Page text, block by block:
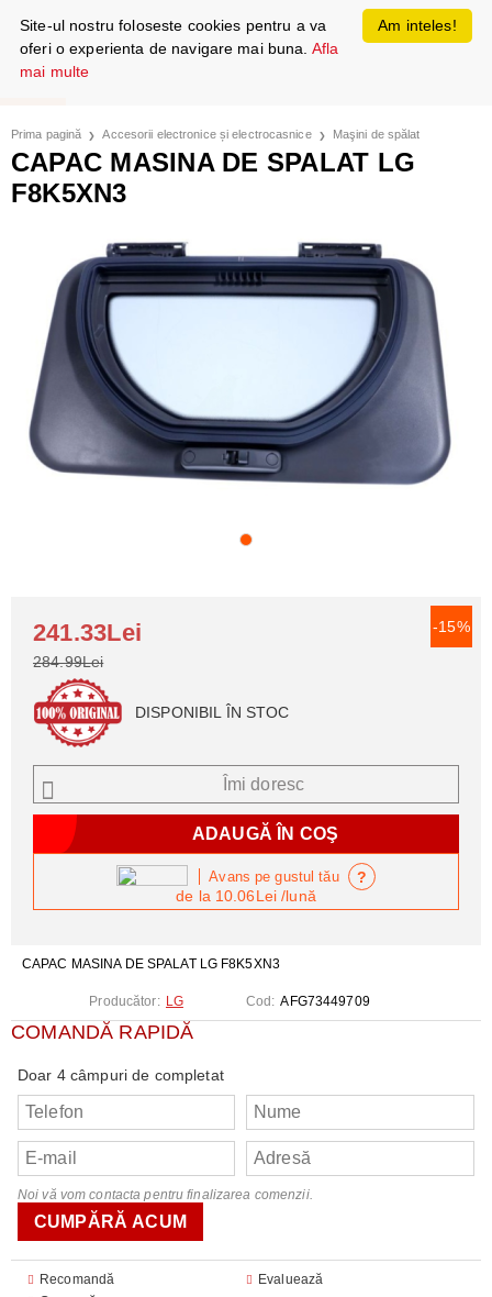
Prima pagină Accesorii electronice și electrocasnice Maşini de spălat
CAPAC MASINA DE SPALAT LG
F8K5XN3
CAPAC MASINA DE SPALAT LG F8K5XN3
Producător: LG Cod: AFG73449709
COMANDĂ RAPIDĂ
Doar 4 câmpuri de completat
Noi vă vom contacta pentru finalizarea comenzii.
Recomandă
Evaluează
-15%
241.33Lei
284.99Lei
DISPONIBIL ÎN STOC
Îmi doresc
de la 10.06Lei/lună
Avans pe gustul tău ?
Am inteles!
Site-ul nostru foloseste cookies pentru a va
oferi o experienta de navigare mai buna. Afla
mai multe